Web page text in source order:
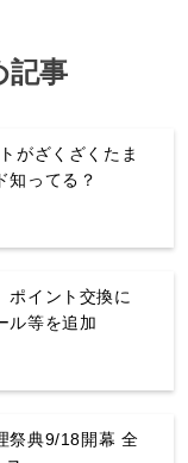
記事
がざくざくたま
知ってる？
ポイント交換に
ル等を追加
祭典9/18開幕 全